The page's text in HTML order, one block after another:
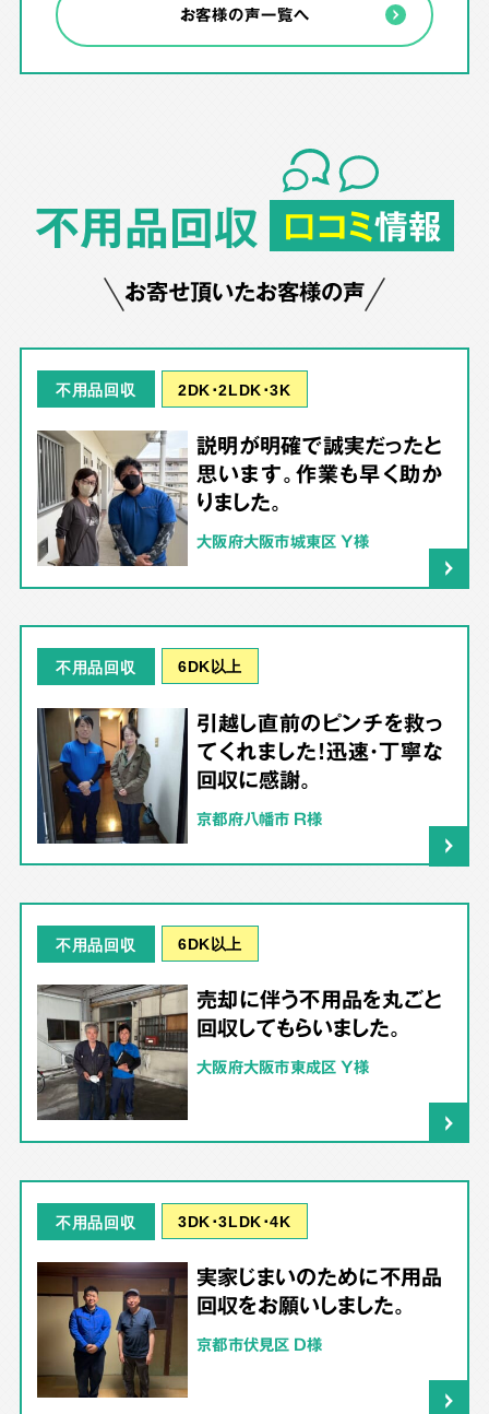
お客様の声一覧へ
不用品回収 口コミ情報
お寄せ頂いたお客様の声
不用品回収 2DK･2LDK･3K
説明が明確で誠実だったと
思います。作業も早く助か
りました。
大阪府大阪市城東区 Y様
不用品回収 6DK以上
引越し直前のピンチを救っ
てくれました！迅速・丁寧な
回収に感謝。
京都府八幡市 R様
不用品回収 6DK以上
売却に伴う不用品を丸ごと
回収してもらいました。
大阪府大阪市東成区 Y様
不用品回収 3DK･3LDK･4K
実家じまいのために不用品
回収をお願いしました。
京都市伏見区 D様